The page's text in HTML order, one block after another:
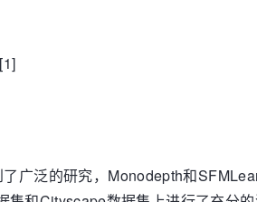
广泛的研究，Monodepth和